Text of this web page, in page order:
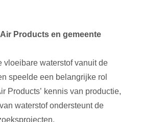
Products en gemeente
vloeibare waterstof vanuit de
speelde een belangrijke rol
Products’ kennis van productie,
waterstof ondersteunt de